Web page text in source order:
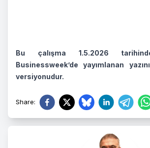
Bu çalışma 1.5.2026
Businessweek’de yayımlanan
versiyonudur.
Share: